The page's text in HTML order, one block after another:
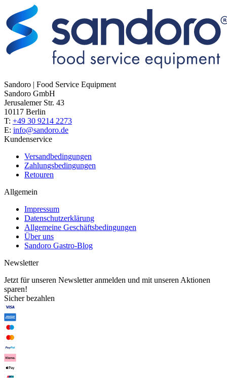
Sandoro | Food Service Equipment
Sandoro GmbH
Jerusalemer Str. 43
10117 Berlin
T: +49 30 9214 2273
E: info@sandoro.de
Kundenservice
Versandbedingungen
Zahlungsbedingungen
Retouren
Allgemein
Impressum
Datenschutzerklärung
Allgemeine Geschäftsbedingungen
Über uns
Sandoro Gastro-Blog
Newsletter
Jetzt für unseren Newsletter anmelden und mit unseren Aktionen
sparen!
Sicher bezahlen